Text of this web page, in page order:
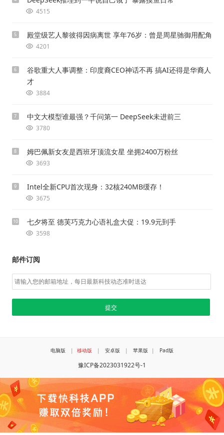
4515
5 殿堂级艺人黎彼得因病离世 享年76岁：曾是周星驰御用配角
4201
6
谷歌重大人事调整：印度裔CEO神话不再 搞AI还得是华裔人
才
3884
7 中文大模型谁最强？千问第一 DeepSeek未进前三
3780
8 姆巴佩新女友是西班牙顶流女星 坐拥2400万粉丝
3693
9 Intel全新CPU首次现身：32核240MB缓存！
3675
10 七夕将至 德芙巧克力心语礼盒大促：19.9元到手
3598
邮件订阅
电脑版 | 移动版 | 安卓版 | 苹果版 | Pad版
豫ICP备2023031922号-1